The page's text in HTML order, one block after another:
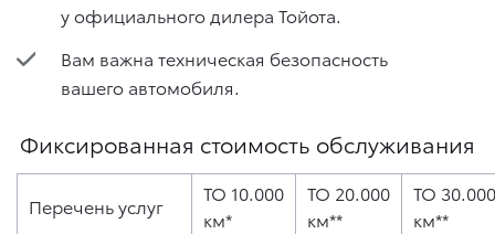
у официального дилера Тойота.
Вам важна техническая безопасность
вашего автомобиля.
Фиксированная стоимость обслуживания
Перечень услуг
ТО 10.000
км*
ТО 20.000
км**
ТО 30.000
км**